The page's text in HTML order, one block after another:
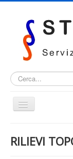
Cerca...
Cambia
navigazione
SERVIZI
RILIEVI